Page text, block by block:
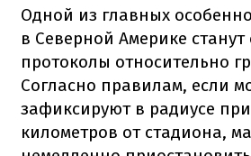
Одной из главных
в Северной Америке станут
протоколы относительно
Согласно правилам, если
зафиксируют в радиусе
километров от стадиона,